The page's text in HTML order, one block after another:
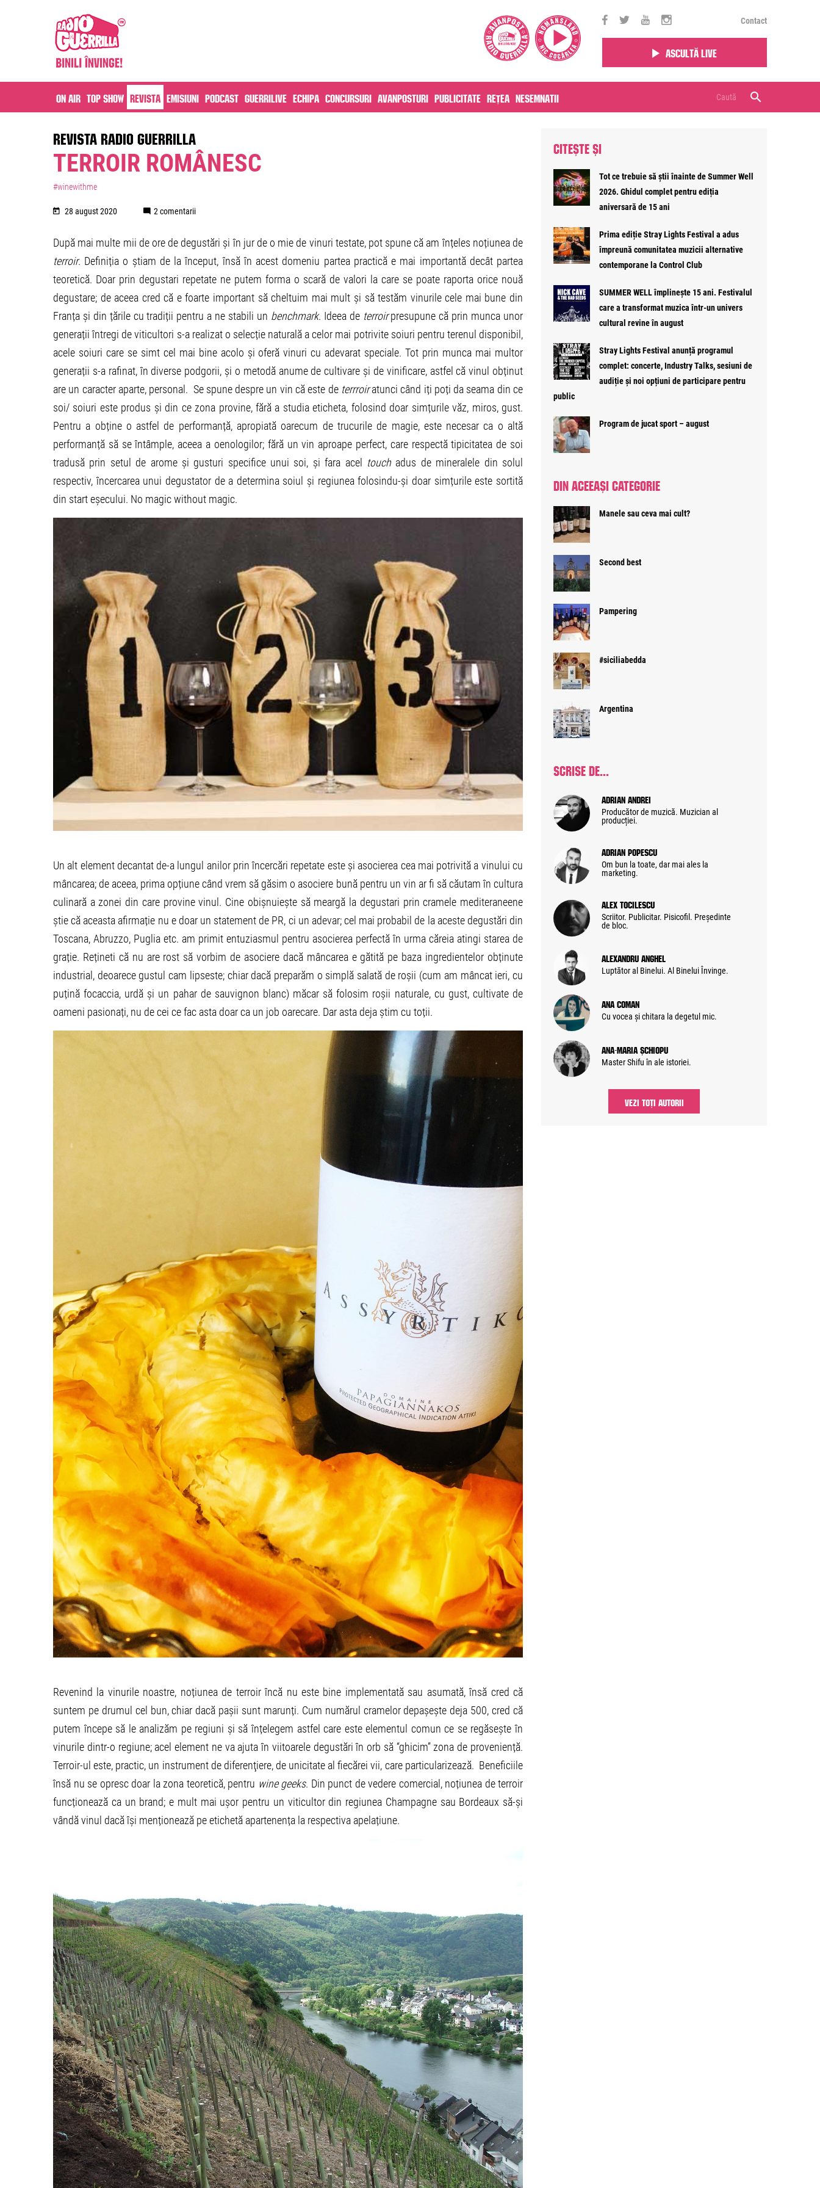
Contact
Ascultă live
On air Top Show Revista Emisiuni Podcast Guerrilive Echipa Concursuri Avanposturi Publicitate Rețea Nesemnatii
REVISTA RADIO GUERRILLA
TERROIR ROMÂNESC
#winewithme
28 august 2020 2 comentarii
După mai multe mii de ore de degustări și în jur de o mie de vinuri testate, pot spune că am înțeles noțiunea de
terroir. Definiția o știam de la început, însă în acest domeniu partea practică e mai importantă decât partea
teoretică. Doar prin degustari repetate ne putem forma o scară de valori la care se poate raporta orice nouă
degustare; de aceea cred că e foarte important să cheltuim mai mult și să testăm vinurile cele mai bune din
Franța și din țările cu tradiții pentru a ne stabili un benchmark. Ideea de terroirpresupune că prin munca unor
generații întregi de viticultori s-a realizat o selecție naturală a celor mai potrivite soiuri pentru terenul disponibil,
acele soiuri care se simt cel mai bine acolo și oferă vinuri cu adevarat speciale. Tot prin munca mai multor
generații s-a rafinat, în diverse podgorii, și o metodă anume de cultivare și de vinificare, astfel că vinul obținut
are un caracter aparte, personal. Se spune despre un vin că este de terrroiratunci când iți poți da seama din ce
soi/ soiuri este produs și din ce zona provine, fără a studia eticheta, folosind doar simțurile văz, miros, gust.
Pentru a obține o astfel de performanță, apropiată oarecum de trucurile de magie, este necesar ca o altă
performanță să se întâmple, aceea a oenologilor; fără un vin aproape perfect, care respectă tipicitatea de soi
tradusă prin setul de arome și gusturi specifice unui soi, și fara acel touchadus de mineralele din solul
respectiv, încercarea unui degustator de a determina soiul și regiunea folosindu-și doar simțurile este sortită
din start eșecului. No magic without magic.
Un alt element decantat de-a lungul anilor prin încercări repetate este și asocierea cea mai potrivită a vinului cu
mâncarea; de aceea, prima opțiune când vrem să găsim o asociere bună pentru un vin ar fi să căutam în cultura
culinară a zonei din care provine vinul. Cine obișnuiește să meargă la degustari prin cramele mediteraneene
știe că aceasta afirmație nu e doar un statement de PR, ci un adevar; cel mai probabil de la aceste degustări din
Toscana, Abruzzo, Puglia etc. am primit entuziasmul pentru asocierea perfectă în urma căreia atingi starea de
grație. Rețineti că nu are rost să vorbim de asociere dacă mâncarea e gătită pe baza ingredientelor obținute
industrial, deoarece gustul cam lipseste; chiar dacă preparăm o simplă salată de roșii (cum am mâncat ieri, cu
puțină focaccia, urdă și un pahar de sauvignon blanc) măcar să folosim roșii naturale, cu gust, cultivate de
oameni pasionați, nu de cei ce fac asta doar ca un job oarecare. Dar asta deja știm cu toții.
Revenind la vinurile noastre, noțiunea de terroir încă nu este bine implementată sau asumată, însă cred că
suntem pe drumul cel bun, chiar dacă pașii sunt marunți. Cum numărul cramelor depașește deja 500, cred că
putem începe să le analizăm pe regiuni și să înțelegem astfel care este elementul comun ce se regăsește în
vinurile dintr-o regiune; acel element ne va ajuta în viitoarele degustări în orb să “ghicim” zona de proveniență.
Terroir-ul este, practic, un instrument de diferenţiere, de unicitate al fiecărei vii, care particularizează. Beneficiile
însă nu se opresc doar la zona teoretică, pentru wine geeks. Din punct de vedere comercial, noțiunea de terroir
funcționează ca un brand; e mult mai ușor pentru un viticultor din regiunea Champagne sau Bordeaux să-și
vândă vinul dacă își menționează pe etichetă apartenența la respectiva apelațiune.
CITEȘTE ȘI
Tot ce trebuie să știi înainte de Summer Well
2026. Ghidul complet pentru ediția
aniversară de 15 ani
Prima ediție Stray Lights Festival a adus
împreună comunitatea muzicii alternative
contemporane la Control Club
SUMMER WELL împlinește 15 ani. Festivalul
care a transformat muzica într-un univers
cultural revine în august
Stray Lights Festival anunță programul
complet: concerte, Industry Talks, sesiuni de
audiție și noi opțiuni de participare pentru
public
Program de jucat sport – august
DIN ACEEAȘI CATEGORIE
Manele sau ceva mai cult?
Second best
Pampering
#siciliabedda
Argentina
SCRISE DE...
Adrian Andrei
Producător de muzică. Muzician al
producției.
Adrian Popescu
Om bun la toate, dar mai ales la
marketing.
Alex Tocilescu
Scriitor. Publicitar. Pisicofil. Președinte
de bloc.
Alexandru Anghel
Luptător al Binelui. Al Binelui Învinge.
Ana Coman
Cu vocea și chitara la degetul mic.
Ana-Maria Șchiopu
Master Shifu în ale istoriei.
VEZI TOȚI AUTORII